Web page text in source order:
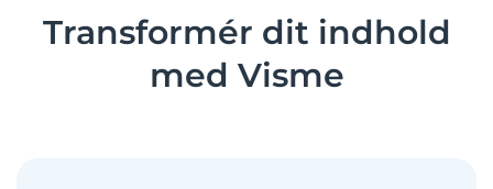
Transformér dit indhold
med Visme